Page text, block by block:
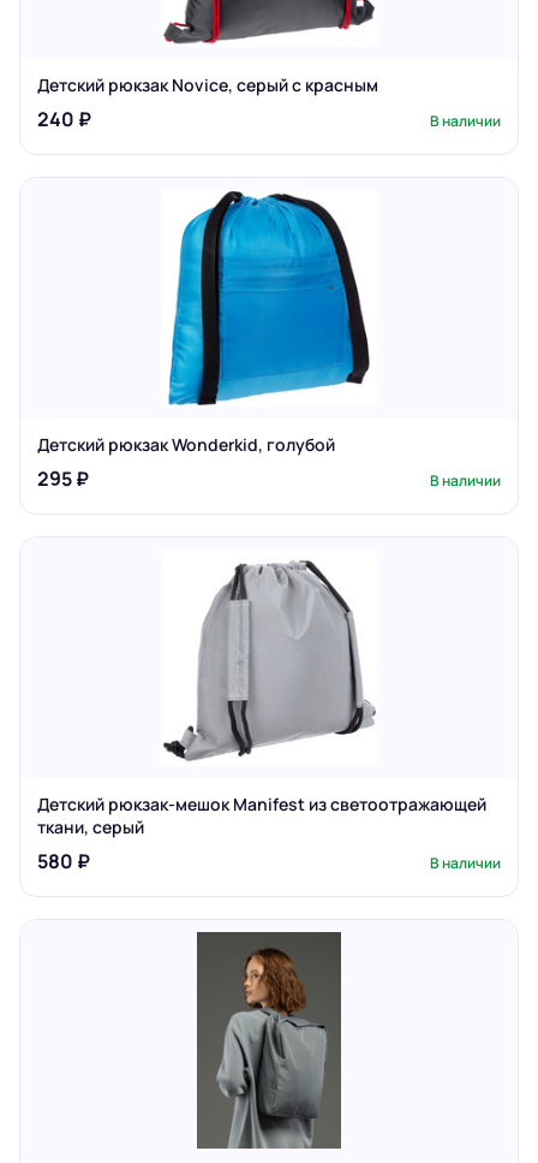
Детский рюкзак Novice, серый с красным
240 ₽ В наличии
Детский рюкзак Wonderkid, голубой
295 ₽ В наличии
Детский рюкзак-мешок Manifest из светоотражающей
ткани, серый
580 ₽ В наличии